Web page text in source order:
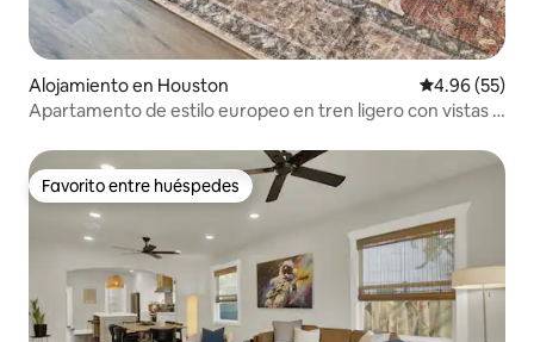
Alojamiento en Houston Calificación
4.96 (55)
Apartamento de estilo europeo en tren ligero con vistas al
Favorito entre huéspedes
Favorito entre huéspedes